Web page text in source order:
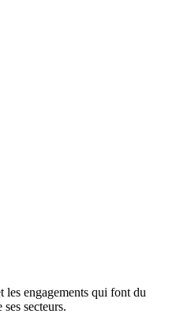
les engagements qui font du
secteurs.